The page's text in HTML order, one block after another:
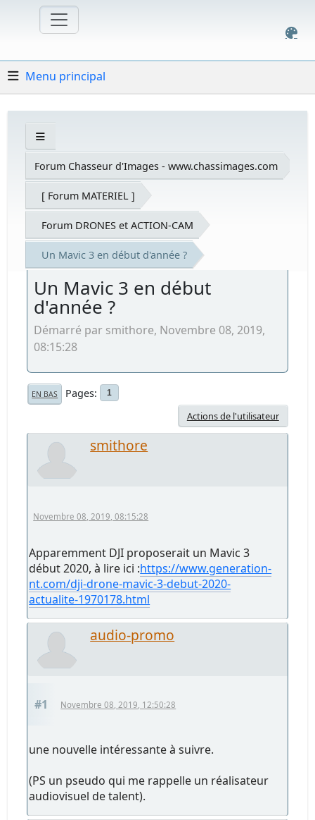
Menu principal
Forum Chasseur d'Images - www.chassimages.com
[ Forum MATERIEL ]
Forum DRONES et ACTION-CAM
Un Mavic 3 en début d'année ?
Un Mavic 3 en début
d'année ?
Démarré par smithore, Novembre 08, 2019,
08:15:28
EN BAS Pages 1
Actions de l'utilisateur
smithore
Novembre 08, 2019, 08:15:28
Apparemment DJI proposerait un Mavic 3
début 2020, à lire ici :https://www.generation-
nt.com/dji-drone-mavic-3-debut-2020-
actualite-1970178.html
audio-promo
#1 Novembre 08, 2019, 12:50:28
une nouvelle intéressante à suivre.
(PS un pseudo qui me rappelle un réalisateur
audiovisuel de talent).